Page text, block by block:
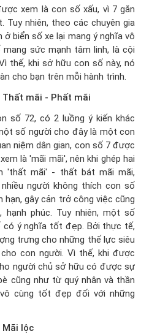
xem là con số xấu, vì 7 gắn
nhiên, theo các chuyên gia
biển số xe lại mang ý nghĩa vô
sức mạnh tâm linh, là cội
thế, khi sở hữu con số này, nó
cho bạn trên mỗi hành trình.
Thất mãi - Phất mãi
số 72, có 2 luồng ý kiến khác
số người cho đây là một con
niệm dân gian, con số 7 được
là 'mãi mãi', nên khi ghép hai
'thất mãi' - thất bát mãi mãi,
người không thích con số
gây cản trở công việc cũng
phúc. Tuy nhiên, một số
ý nghĩa tốt đẹp. Bởi thực tế,
trưng cho những thế lực siêu
con người. Vì thế, khi được
người chủ sở hữu có được sự
cũng như từ quý nhân và thần
cùng tốt đẹp đối với những
Mãi lộc